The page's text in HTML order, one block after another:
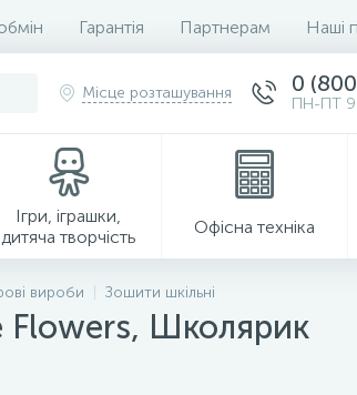
Гарантія Партнерам Наші
Місце розташування 0
ПН-ПТ
Ігри, іграшки,
дитяча творчість
Офісна техніка
вироби Зошити шкільні
Flowers, Школярик